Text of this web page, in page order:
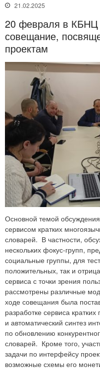
21.02.2025
20 февраля в КБНЦ
совещание,
проектам
Основной темой
сервисом кратких
словарей. В частности,
нескольких фокус-групп,
социальные группы, для
положительных, так и
сервиса с точки зрения
рассмотрены различные
ходе совещания была
разработке сервиса
и автоматический синтез
по обновлению
словарей. Кроме того,
задачи по интерфейсу
возможные схемы его